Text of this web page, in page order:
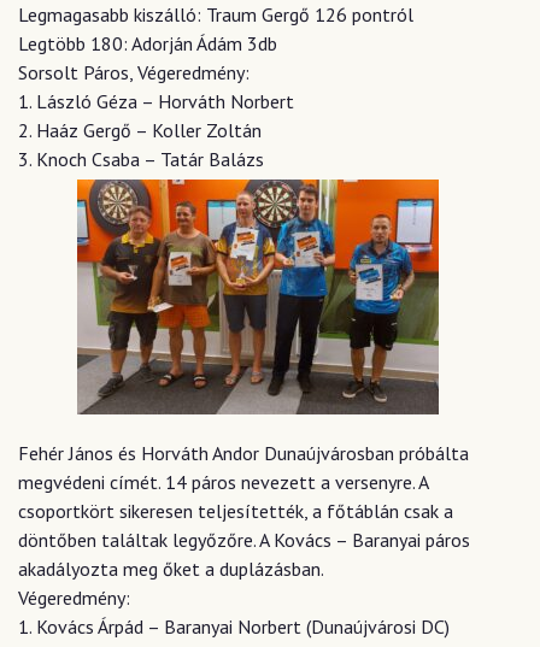
Legmagasabb kiszálló: Traum Gergő 126 pontról
Legtöbb 180: Adorján Ádám 3db
Sorsolt Páros, Végeredmény:
1. László Géza – Horváth Norbert
2. Haáz Gergő – Koller Zoltán
3. Knoch Csaba – Tatár Balázs
Fehér János és Horváth Andor Dunaújvárosban próbálta
megvédeni címét. 14 páros nevezett a versenyre. A
csoportkört sikeresen teljesítették, a főtáblán csak a
döntőben találtak legyőzőre. A Kovács – Baranyai páros
akadályozta meg őket a duplázásban.
Végeredmény:
1. Kovács Árpád – Baranyai Norbert (Dunaújvárosi DC)